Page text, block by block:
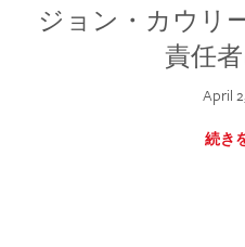
ジョン・カウリ
責任
April
続き